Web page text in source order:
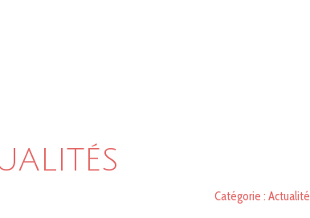
Catégorie : Actualité